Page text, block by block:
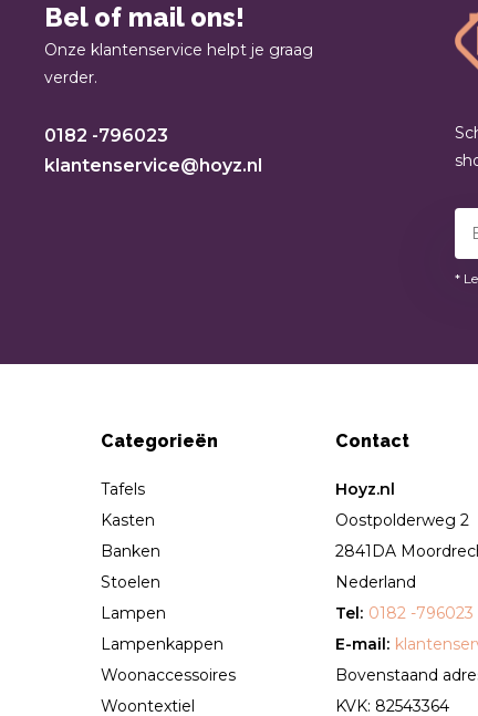
Bel of mail ons!
Onze klantenservice helpt je graag
verder.
0182 -796023
klantenservice@hoyz.nl
*
Categorieën
Tafels
Kasten
Banken
Stoelen
Lampen
Lampenkappen
Woonaccessoires
Woontextiel
Contact
Hoyz.nl
Oostpolderweg 2
2841DA
Nederland
Tel: 0182 -796023
E-mail:
Bovenstaand
KVK: 82543364